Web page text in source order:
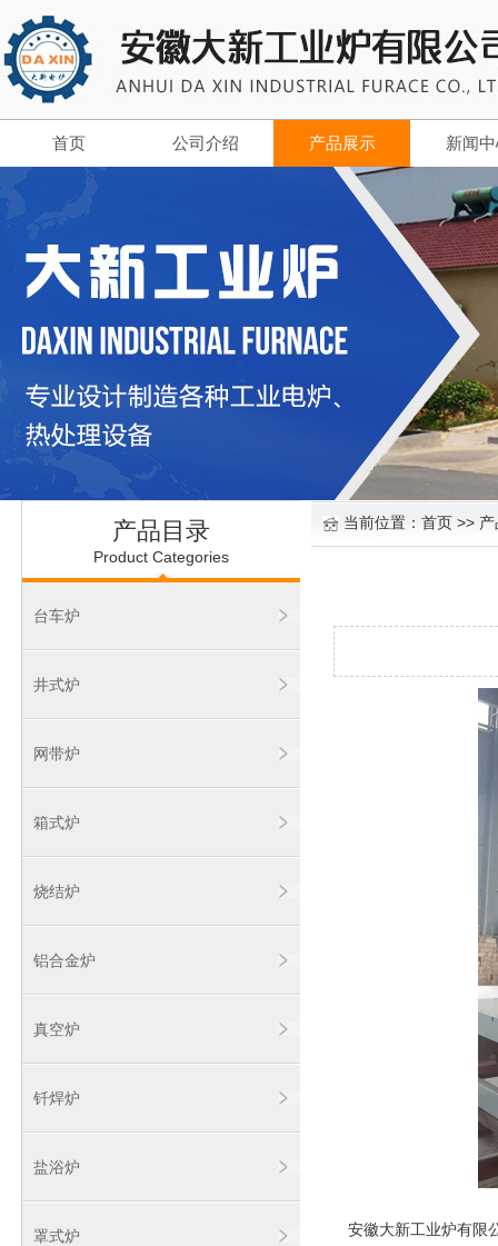
首页 公司介绍 产品展示 新闻
产品目录
Product Categories
台车炉
井式炉
网带炉
箱式炉
烧结炉
铝合金炉
真空炉
钎焊炉
盐浴炉
罩式炉
当前位置： 首页 >>
安徽大新工业炉有限